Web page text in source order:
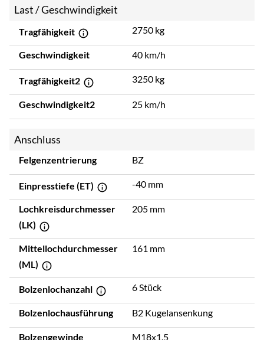
Last / Geschwindigkeit
Tragfähigkeit 2750 kg
Geschwindigkeit 40 km/h
Tragfähigkeit2 3250 kg
Geschwindigkeit2 25 km/h
Anschluss
Felgenzentrierung BZ
Einpresstiefe (ET) -40 mm
Lochkreisdurchmesser
(LK)
205 mm
Mittellochdurchmesser
(ML)
161 mm
Bolzenlochanzahl 6 Stück
Bolzenlochausführung B2 Kugelansenkung
Bolzengewinde M18x1.5